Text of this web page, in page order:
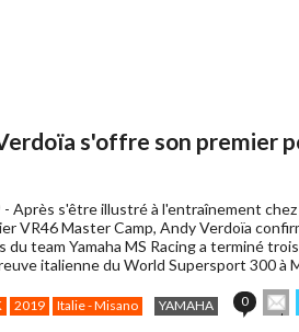
s'offre son premier
- Après s'être illustré à l'entraînement
VR46 Master Camp, Andy Verdoïa
du team Yamaha MS Racing a terminé
italienne du World Supersport 300 à
2019 Italie - Misano YAMAHA 0
cet